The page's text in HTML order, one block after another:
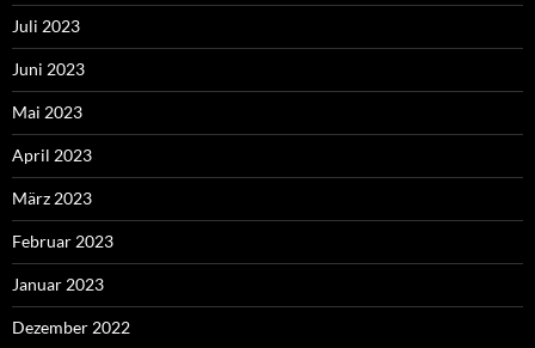
Juli 2023
Juni 2023
Mai 2023
April 2023
März 2023
Februar 2023
Januar 2023
Dezember 2022